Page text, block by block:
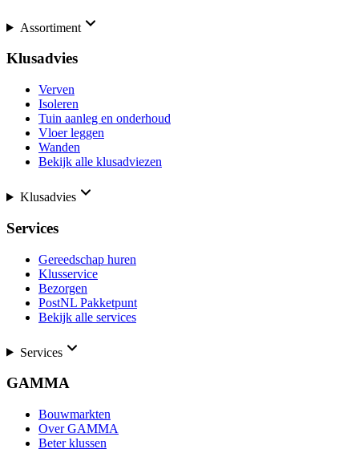
Assortiment
Klusadvies
Verven
Isoleren
Tuin aanleg en onderhoud
Vloer leggen
Wanden
Bekijk alle klusadviezen
Klusadvies
Services
Gereedschap huren
Klusservice
Bezorgen
PostNL Pakketpunt
Bekijk alle services
Services
GAMMA
Bouwmarkten
Over GAMMA
Beter klussen